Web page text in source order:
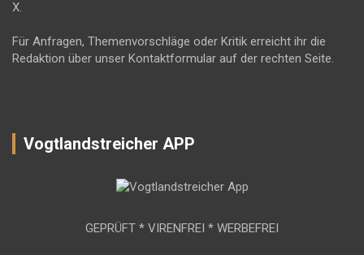
X.
Für Anfragen, Themenvorschläge oder Kritik erreicht ihr die
Redaktion über unser Kontaktformular auf der rechten Seite.
Vogtlandstreicher APP
GEPRÜFT * VIRENFREI * WERBEFREI